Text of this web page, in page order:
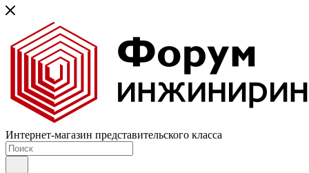
Интернет-магазин представительского класса